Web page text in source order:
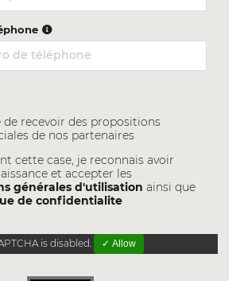
de recevoir des propositions
de nos partenaires
cette case, je reconnais avoir
et accepter les
générales d'utilisation ainsi que
de confidentialite
is disabled. ✓ Allow